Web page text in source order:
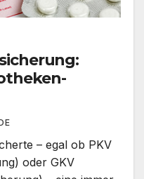
– egal ob PKV
oder GKV